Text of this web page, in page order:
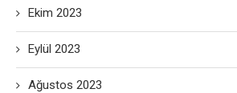
Ekim 2023
Eylül 2023
Ağustos 2023